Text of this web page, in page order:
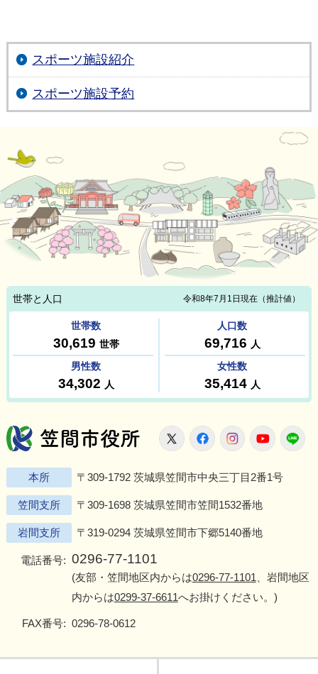
スポーツ施設紹介
スポーツ施設予約
笠間市役所
X FacebookInstagram
本所 〒309-1792 茨城県笠間市中央三丁目2番1号
笠間支所 〒309-1698 茨城県笠間市笠間1532番地
岩間支所 〒319-0294 茨城県笠間市下郷5140番地
電話番号: 0296-77-1101
(友部・笠間地区内からは0296-77-1101 、岩間地区
内からは0299-37-6611へお掛けください。)
FAX番号: 0296-78-0612